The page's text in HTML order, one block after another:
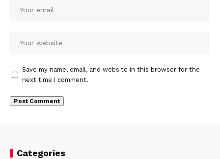
Save my name, email, and website in this browser for the
next time I comment.
Categories